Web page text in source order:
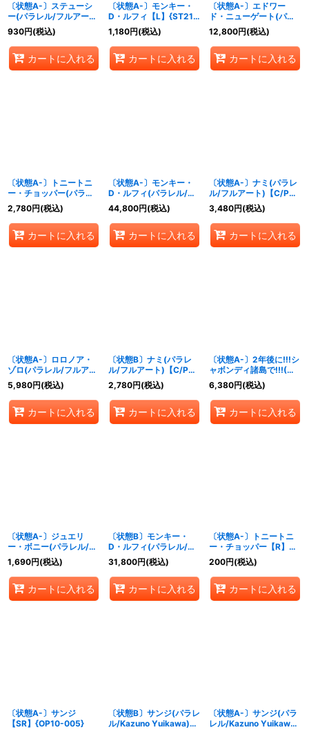
〔状態A-〕ステューシ
ー(パラレル/フルアー
ト)【C/P】{ST21-006}
930円(税込)
カートに入れる
〔状態A-〕モンキー・
D・ルフィ【L】{ST21-
001}
1,180円(税込)
カートに入れる
〔状態A-〕エドワー
ド・ニューゲート(パラ
レ
ル/SP/illust:Bashikou)
【SP】{ST15-
002[OP10]}
12,800円(税込)
カートに入れる
〔状態A-〕トニートニ
ー・チョッパー(パラレ
ル/フルアート)【C/P】
{ST21-008}
2,780円(税込)
カートに入れる
〔状態A-〕モンキー・
D・ルフィ(パラレル/白
黒版)【L/P】{ST21-
001}
44,800円(税込)
カートに入れる
〔状態A-〕ナミ(パラレ
ル/フルアート)【C/P】
{ST21-009}
3,480円(税込)
カートに入れる
〔状態A-〕ロロノア・
ゾロ(パラレル/フルアー
ト)【SR/P】{ST21-
015}
5,980円(税込)
カートに入れる
〔状態B〕ナミ(パラレ
ル/フルアート)【C/P】
{ST21-009}
2,780円(税込)
カートに入れる
〔状態A-〕2年後に!!!シ
ャボンディ諸島で!!!(コ
ンパス背景)【UC】
{OP01-030}
6,380円(税込)
カートに入れる
〔状態A-〕ジュエリ
ー・ボニー(パラレル/フ
ルアート)【C/P】
{ST21-004}
1,690円(税込)
カートに入れる
〔状態B〕モンキー・
D・ルフィ(パラレル/白
黒版)【L/P】{ST21-
001}
31,800円(税込)
カートに入れる
〔状態A-〕トニートニ
ー・チョッパー【R】
{OP10-011}
200円(税込)
カートに入れる
〔状態A-〕サンジ
【SR】{OP10-005}
〔状態B〕サンジ(パラレ
ル/Kazuno Yuikawa)
〔状態A-〕サンジ(パラ
レル/Kazuno Yuikawa)